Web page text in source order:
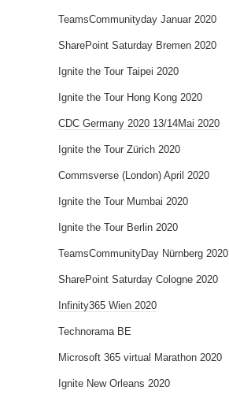
TeamsCommunityday Januar 2020
SharePoint Saturday Bremen 2020
Ignite the Tour Taipei 2020
Ignite the Tour Hong Kong 2020
CDC Germany 2020 13/14Mai 2020
Ignite the Tour Zürich 2020
Commsverse (London) April 2020
Ignite the Tour Mumbai 2020
Ignite the Tour Berlin 2020
TeamsCommunityDay Nürnberg 2020
SharePoint Saturday Cologne 2020
Infinity365 Wien 2020
Technorama BE
Microsoft 365 virtual Marathon 2020
Ignite New Orleans 2020